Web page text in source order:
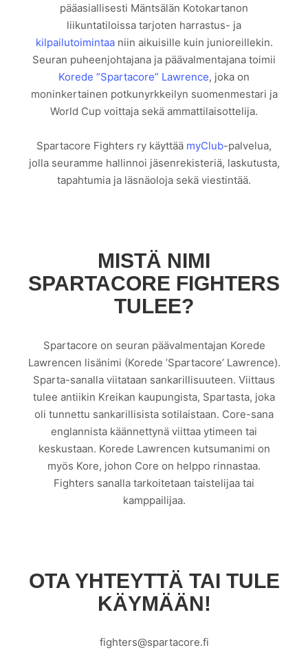
pääasiallisesti Mäntsälän Kotokartanon
liikuntatiloissa tarjoten harrastus- ja
kilpailutoimintaaniin aikuisille kuin junioreillekin.
Seuran puheenjohtajana ja päävalmentajana toimii
Korede ”Spartacore” Lawrence, joka on
moninkertainen potkunyrkkeilyn suomenmestari ja
World Cup voittaja sekä ammattilaisottelija.
Spartacore Fighters ry käyttää myClub-palvelua,
jolla seuramme hallinnoi jäsenrekisteriä, laskutusta,
tapahtumia ja läsnäoloja sekä viestintää.
MISTÄ NIMI
SPARTACORE FIGHTERS
TULEE?
Spartacore on seuran päävalmentajan Korede
Lawrencen lisänimi (Korede ’Spartacore’ Lawrence).
Sparta-sanalla viitataan sankarillisuuteen. Viittaus
tulee antiikin Kreikan kaupungista, Spartasta, joka
oli tunnettu sankarillisista sotilaistaan. Core-sana
englannista käännettynä viittaa ytimeen tai
keskustaan. Korede Lawrencen kutsumanimi on
myös Kore, johon Core on helppo rinnastaa.
Fighters sanalla tarkoitetaan taistelijaa tai
kamppailijaa.
OTA YHTEYTTÄ TAI TULE
KÄYMÄÄN!
fighters@spartacore.fi